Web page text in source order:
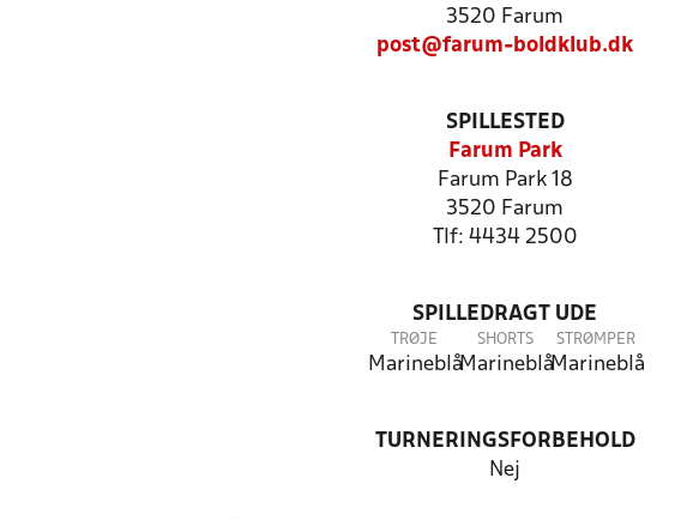
3520 Farum
post@farum-boldklub.dk
SPILLESTED
Farum Park
Farum Park 18
3520 Farum
Tlf: 4434 2500
SPILLEDRAGT UDE
TRØJE
Marineblå
SHORTS
Marineblå
STRØMPER
Marineblå
TURNERINGSFORBEHOLD
Nej